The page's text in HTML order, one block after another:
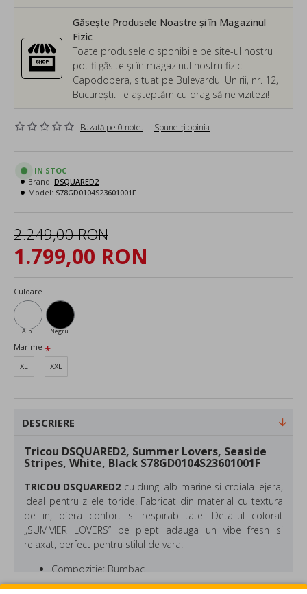
Găsește Produsele Noastre și în Magazinul
Fizic
Toate produsele disponibile pe site-ul nostru
pot fi găsite și în magazinul nostru fizic
Capodopera, situat pe Bulevardul Unirii, nr. 12,
București. Te așteptăm cu drag să ne vizitezi!
Bazată pe 0 note. - Spune-ţi opinia
1.799,00 RON
2.249,00 RON
IN STOC
Brand: DSQUARED2
Model: S78GD0104S23601001F
Culoare
Alb Negru
Marime
XL
XXL
DESCRIERE
Tricou DSQUARED2, Summer Lovers, Seaside
Stripes, White, Black S78GD0104S23601001F
TRICOU DSQUARED2 cu dungi alb-marine si croiala lejera,
ideal pentru zilele toride. Fabricat din material cu textura
de in, ofera confort si respirabilitate. Detaliul colorat
„SUMMER LOVERS” pe piept adauga un vibe fresh si
relaxat, perfect pentru stilul de vara.
Compozitie: Bumbac
Croiala: Regular Fit